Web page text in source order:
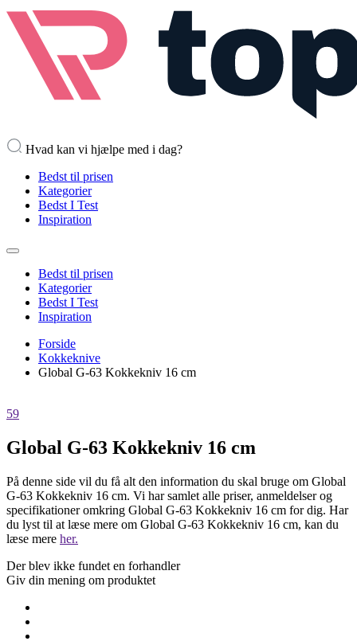
Hvad kan vi hjælpe med i dag?
Bedst til prisen
Kategorier
Bedst I Test
Inspiration
Bedst til prisen
Kategorier
Bedst I Test
Inspiration
Forside
Kokkeknive
Global G-63 Kokkekniv 16 cm
59
Global G-63 Kokkekniv 16 cm
På denne side vil du få alt den information du skal bruge om Global
G-63 Kokkekniv 16 cm. Vi har samlet alle priser, anmeldelser og
specifikationer omkring Global G-63 Kokkekniv 16 cm for dig. Har
du lyst til at læse mere om Global G-63 Kokkekniv 16 cm, kan du
læse mere her.
Der blev ikke fundet en forhandler
Giv din mening om produktet